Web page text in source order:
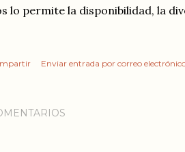
lo permite la disponibilidad, la
Enviar entrada por correo